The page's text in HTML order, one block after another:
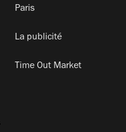
Paris
La publicité
Time Out Market